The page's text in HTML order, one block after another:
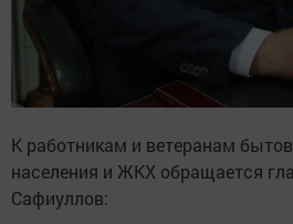
К работникам и ветеранам
населения и ЖКХ обращается
Сафиуллов: